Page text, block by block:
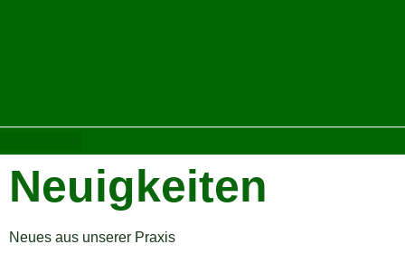
Neuigkeiten
Neues aus unserer Praxis